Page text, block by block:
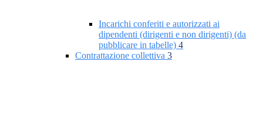
Incarichi conferiti e autorizzati ai
dipendenti (dirigenti e non dirigenti) (da
pubblicare in tabelle) 4
Contrattazione collettiva 3